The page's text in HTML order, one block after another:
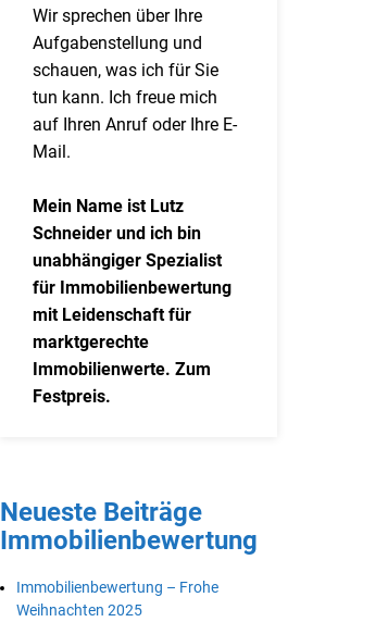
Wir sprechen über Ihre
Aufgabenstellung und
schauen, was ich für Sie
tun kann. Ich freue mich
auf Ihren Anruf oder Ihre E-
Mail.
Mein Name ist Lutz
Schneider und ich bin
unabhängiger Spezialist
für Immobilienbewertung
mit Leidenschaft für
marktgerechte
Immobilienwerte. Zum
Festpreis.
Neueste Beiträge
Immobilienbewertung
Immobilienbewertung – Frohe
Weihnachten 2025